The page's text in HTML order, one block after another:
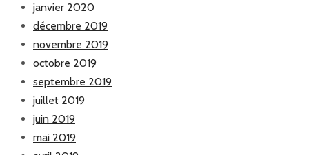
janvier 2020
décembre 2019
novembre 2019
octobre 2019
septembre 2019
juillet 2019
juin 2019
mai 2019